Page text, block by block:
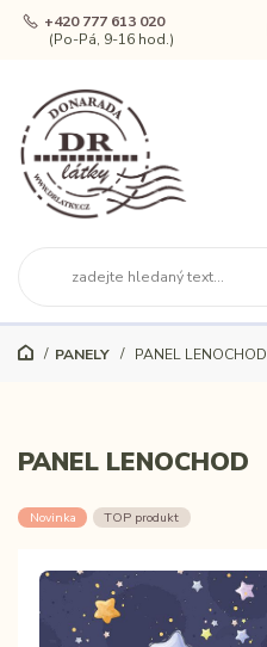
+420 777 613 020
(Po-Pá, 9-16 hod.)
PANELY PANEL LENOCHOD
PANEL LENOCHOD
Novinka TOP produkt